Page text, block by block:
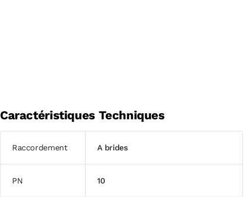
Caractéristiques Techniques
Raccordement A brides
PN 10